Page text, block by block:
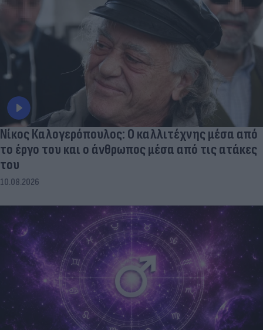
Νίκος Καλογερόπουλος: Ο καλλιτέχνης μέσα από
το έργο του και ο άνθρωπος μέσα από τις ατάκες
του
10.08.2026